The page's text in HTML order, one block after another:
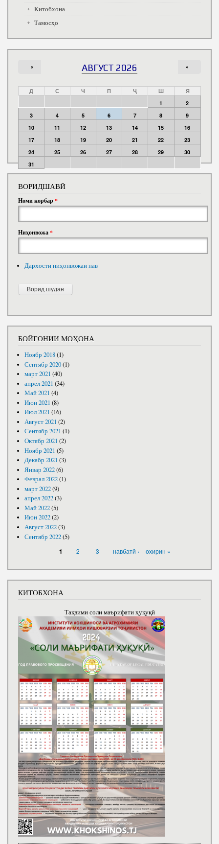
Китобхона
Тамосҳо
АВГУСТ 2026
« »
Д С Ч П Ҷ Ш
Я
1
2
3
4 5 6 7 8
9
10
11 12 13 14 15
16
17
18 19 20 21 22
23
24
25 26 27 28 29
30
31
ВОРИДШАВӢ
Номи корбар*
Ниҳонвожа*
Дархости ниҳонвожаи нав
БОЙГОНИИ МОҲОНА
Ноябр 2018(1)
Сентябр 2020(1)
март 2021 (40)
апрел 2021 (34)
Май 2021 (4)
Июн 2021 (8)
Июл 2021 (16)
Август 2021 (2)
Сентябр 2021 (1)
Октябр 2021 (2)
Ноябр 2021 (5)
Декабр 2021 (3)
Январ 2022(6)
Феврал 2022(1)
март 2022(9)
апрел 2022(3)
Май 2022(5)
Июн 2022(2)
Август 2022(3)
Сентябр 2022(5)
1 2 3 навбатӣ › охирин »
КИТОБХОНА
Тақвими соли маърифати ҳуқуқӣ